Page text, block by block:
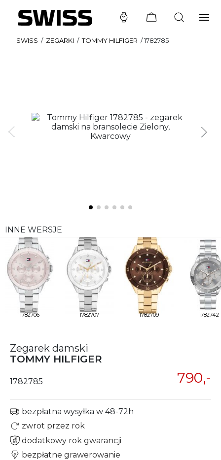
SWISS / ZEGARKI / TOMMY HILFIGER /1782785
INNE WERSJE
1782706 1782707 1782709 1782742
Zegarek damski
TOMMY HILFIGER
1782785 790,-
bezpłatna wysyłka w 48-72h
zwrot przez rok
dodatkowy rok gwarancji
bezpłatne grawerowanie